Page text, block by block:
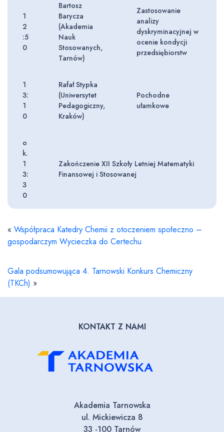
1
2
:5
0
Bartosz
Barycza
(Akademia
Nauk
Stosowanych,
Tarnów)
Zastosowanie
analizy
dyskryminacyjnej w
ocenie kondycji
przedsiębiorstw
1
3:
1
0
Rafał Stypka
(Uniwersytet
Pedagogiczny,
Kraków)
Pochodne
ułamkowe
o
k.
1
3:
3
0
Zakończenie XII Szkoły Letniej Matematyki
Finansowej i Stosowanej
« Współpraca Katedry Chemii z otoczeniem społeczno –
gospodarczym Wycieczka do Certechu
Gala podsumowująca 4. Tarnowski Konkurs Chemiczny
(TKCh) »
KONTAKT Z NAMI
Akademia Tarnowska
ul. Mickiewicza 8
33 -100 Tarnów